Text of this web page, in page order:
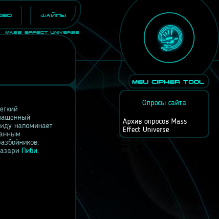
Mass Effect Universe
Файлы
напоминает
Пиби.
Опросы сайта
Архив опросов Mass
Effect Universe